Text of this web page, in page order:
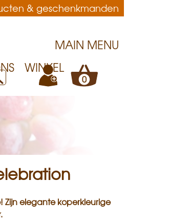
& geschenkmanden
MAIN MENU
WINKEL
+
0
Zijn elegante koperkleurige